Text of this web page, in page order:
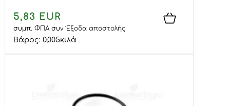
5,83 EUR
συμπ. ΦΠΑ συνΈξοδα αποστολής
Βάρος: 0,005κιλά